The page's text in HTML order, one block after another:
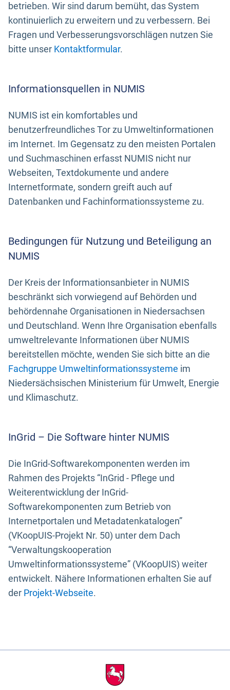
betrieben. Wir sind darum bemüht, das System
kontinuierlich zu erweitern und zu verbessern. Bei
Fragen und Verbesserungsvorschlägen nutzen Sie
bitte unser Kontaktformular.
Informationsquellen in NUMIS
NUMIS ist ein komfortables und
benutzerfreundliches Tor zu Umweltinformationen
im Internet. Im Gegensatz zu den meisten Portalen
und Suchmaschinen erfasst NUMIS nicht nur
Webseiten, Textdokumente und andere
Internetformate, sondern greift auch auf
Datenbanken und Fachinformationssysteme zu.
Bedingungen für Nutzung und Beteiligung an
NUMIS
Der Kreis der Informationsanbieter in NUMIS
beschränkt sich vorwiegend auf Behörden und
behördennahe Organisationen in Niedersachsen
und Deutschland. Wenn Ihre Organisation ebenfalls
umweltrelevante Informationen über NUMIS
bereitstellen möchte, wenden Sie sich bitte an die
Fachgruppe Umweltinformationssysteme im
Niedersächsischen Ministerium für Umwelt, Energie
und Klimaschutz.
InGrid – Die Software hinter NUMIS
Die InGrid-Softwarekomponenten werden im
Rahmen des Projekts “InGrid - Pflege und
Weiterentwicklung der InGrid-
Softwarekomponenten zum Betrieb von
Internetportalen und Metadatenkatalogen”
(VKoopUIS-Projekt Nr. 50) unter dem Dach
“Verwaltungskooperation
Umweltinformationssysteme” (VKoopUIS) weiter
entwickelt. Nähere Informationen erhalten Sie auf
der Projekt-Webseite.